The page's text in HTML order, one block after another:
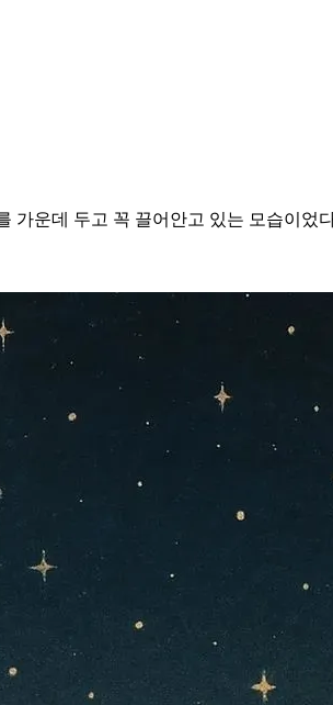
가운데 두고 꼭 끌어안고 있는 모습이